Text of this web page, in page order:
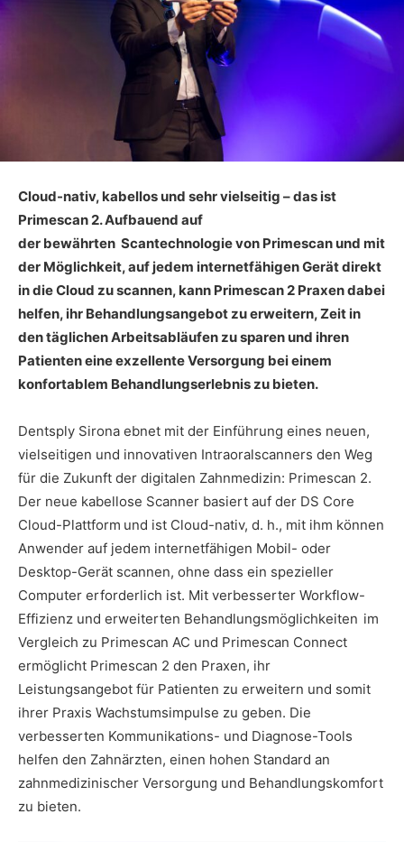
Cloud-nativ, kabellos und sehr vielseitig – das ist
Primescan 2. Aufbauend auf
der bewährten Scantechnologie von Primescan und mit
der Möglichkeit, auf jedem internetfähigen Gerät direkt
in die Cloud zu scannen, kann Primescan 2 Praxen dabei
helfen, ihr Behandlungsangebot zu erweitern, Zeit in
den täglichen Arbeitsabläufen zu sparen und ihren
Patienten eine exzellente Versorgung bei einem
konfortablem Behandlungserlebnis zu bieten.
Dentsply Sirona ebnet mit der Einführung eines neuen,
vielseitigen und innovativen Intraoralscanners den Weg
für die Zukunft der digitalen Zahnmedizin: Primescan 2.
Der neue kabellose Scanner basiert auf der DS Core
Cloud-Plattform und ist Cloud-nativ, d. h., mit ihm können
Anwender auf jedem internetfähigen Mobil- oder
Desktop-Gerät scannen, ohne dass ein spezieller
Computer erforderlich ist. Mit verbesserter Workflow-
Effizienz und erweiterten Behandlungsmöglichkeiten im
Vergleich zu Primescan AC und Primescan Connect
ermöglicht Primescan 2 den Praxen, ihr
Leistungsangebot für Patienten zu erweitern und somit
ihrer Praxis Wachstumsimpulse zu geben. Die
verbesserten Kommunikations- und Diagnose-Tools
helfen den Zahnärzten, einen hohen Standard an
zahnmedizinischer Versorgung und Behandlungskomfort
zu bieten.